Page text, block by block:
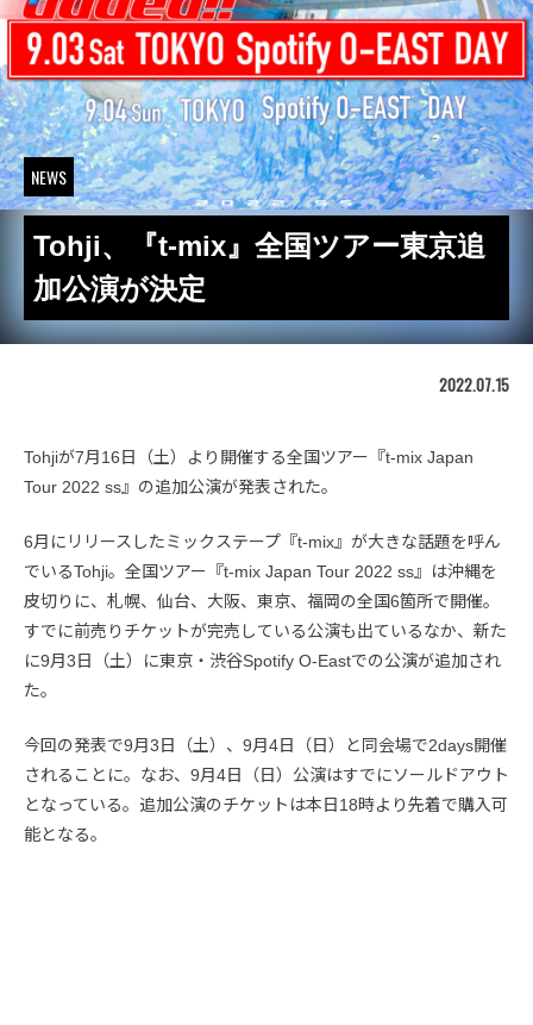
NEWS
Tohji、『t-mix』全国ツアー東京追
加公演が決定
2022.07.15
Tohjiが7月16日（土）より開催する全国ツアー『t-mix Japan
Tour 2022 ss』の追加公演が発表された。
6月にリリースしたミックステープ『t-mix』が大きな話題を呼ん
でいるTohji。全国ツアー『t-mix Japan Tour 2022 ss』は沖縄を
皮切りに、札幌、仙台、大阪、東京、福岡の全国6箇所で開催。
すでに前売りチケットが完売している公演も出ているなか、新た
に9月3日（土）に東京・渋谷Spotify O-Eastでの公演が追加され
た。
今回の発表で9月3日（土）、9月4日（日）と同会場で2days開催
されることに。なお、9月4日（日）公演はすでにソールドアウト
となっている。追加公演のチケットは本日18時より先着で購入可
能となる。